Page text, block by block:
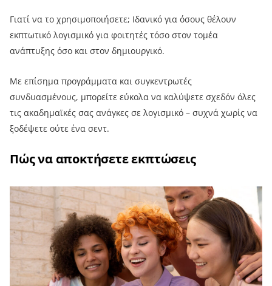
Γιατί να το χρησιμοποιήσετε; Ιδανικό για όσους θέλουν
εκπτωτικό λογισμικό για φοιτητές τόσο στον τομέα
ανάπτυξης όσο και στον δημιουργικό.
Με επίσημα προγράμματα και συγκεντρωτές
συνδυασμένους, μπορείτε εύκολα να καλύψετε σχεδόν όλες
τις ακαδημαϊκές σας ανάγκες σε λογισμικό – συχνά χωρίς να
ξοδέψετε ούτε ένα σεντ.
Πώς να αποκτήσετε εκπτώσεις